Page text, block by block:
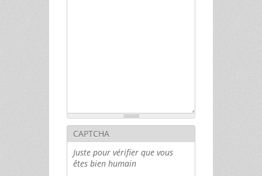
CAPTCHA
Juste pour vérifier que vous
êtes bien humain